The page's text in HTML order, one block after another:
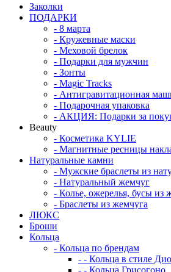
Заколки
ПОДАРКИ
- 8 марта
- Кружевные маски
- Меховой брелок
- Подарки для мужчин
- Зонты
- Magic Tracks
- Антигравитационная
- Подарочная упаковка
- АКЦИЯ: Подарки за
Beauty
- Косметика KYLIE
- Магнитные ресницы
Натуральные камни
- Мужские браслеты из
- Натуральный жемчуг
- Колье, ожерелья, бусы из
- Браслеты из жемчуга
ЛЮКС
Броши
Кольца
- Кольца по брендам
- - Кольца в стиле
- - Кольца Грисогоно